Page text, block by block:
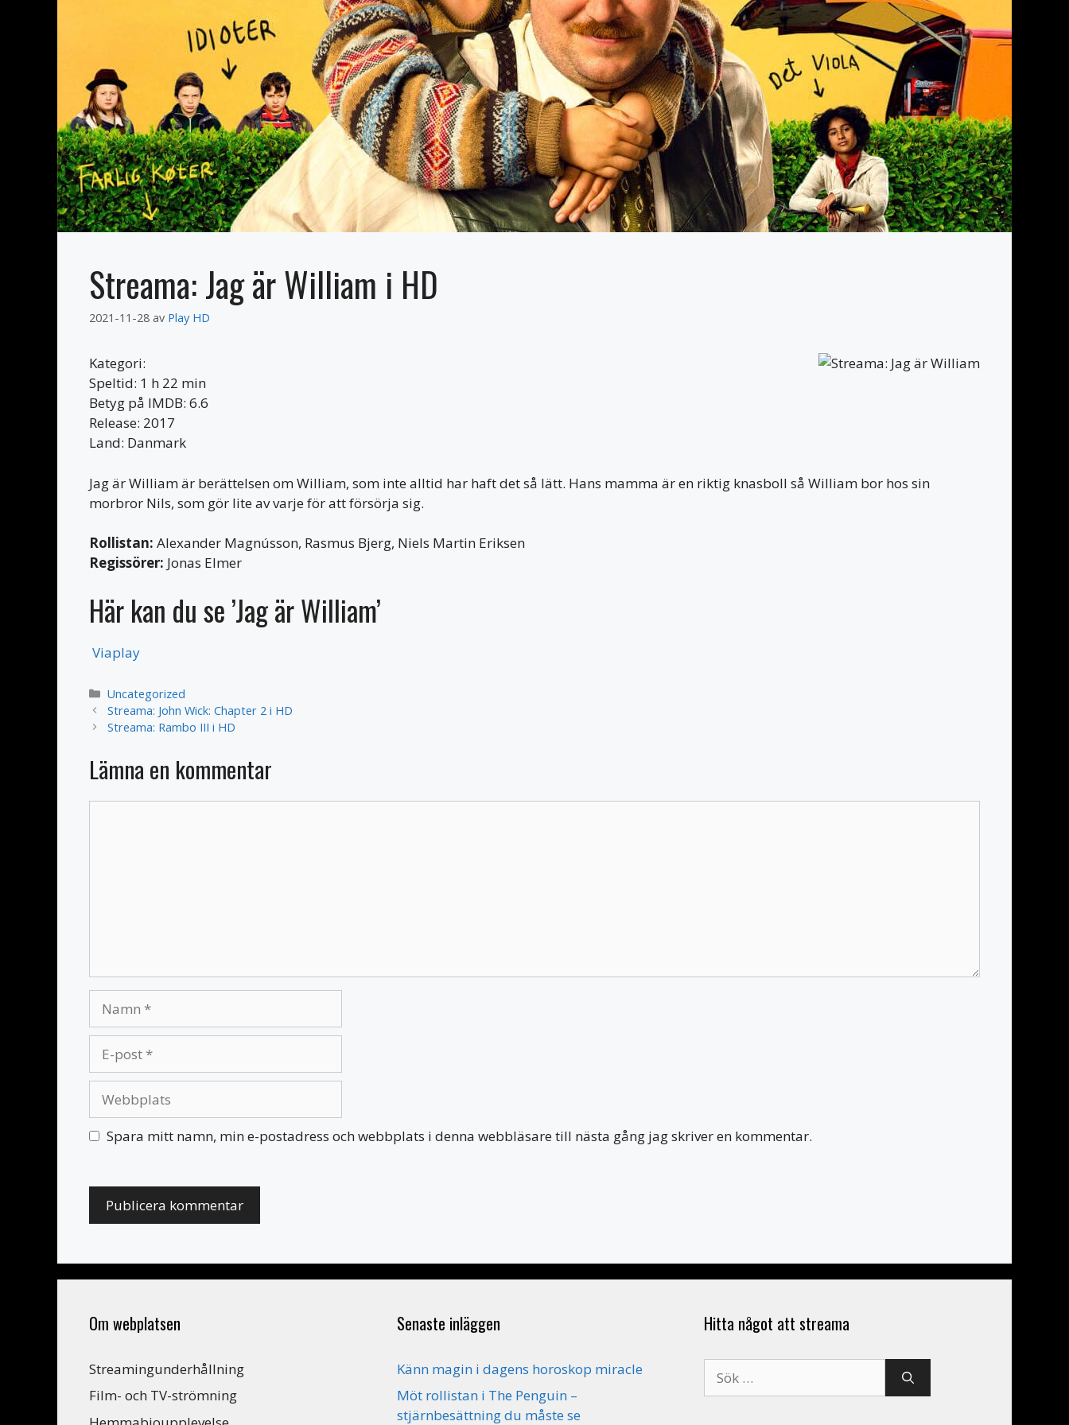
Streama: Jag är William i HD
2021-11-28 av Play HD
Kategori:
Speltid: 1 h 22 min
Betyg på IMDB: 6.6
Release: 2017
Land: Danmark
Jag är William är berättelsen om William, som inte alltid har haft det så lätt. Hans mamma är en riktig knasboll så William bor hos sin
morbror Nils, som gör lite av varje för att försörja sig.
Rollistan: Alexander Magnússon, Rasmus Bjerg, Niels Martin Eriksen
Regissörer: Jonas Elmer
Här kan du se ’Jag är William’
Viaplay
Kategorier
Uncategorized
Streama: John Wick: Chapter 2 i HD
Streama: Rambo III i HD
Lämna en kommentar
post
Spara mitt namn, min e-postadress och webbplats i denna webbläsare till nästa gång jag skriver en kommentar.
Om webplatsen
Streamingunderhållning
Film- och TV-strömning
Senaste inläggen
Känn magin i dagens horoskop miracle
Möt rollistan i The Penguin –
stjärnbesättning du måste se
Hitta något att streama
efter: